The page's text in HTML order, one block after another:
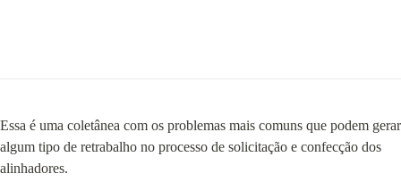
Essa é uma coletânea com os problemas mais comuns que podem gerar
algum tipo de retrabalho no processo de solicitação e confecção dos
alinhadores.